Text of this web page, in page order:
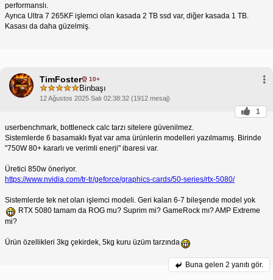
performanslı.
Ayrıca Ultra 7 265KF işlemci olan kasada 2 TB ssd var, diğer kasada 1 TB.
Kasası da daha güzelmiş.
TimFoster 10+
Binbaşı
12 Ağustos 2025 Salı 02:38:32 (1912 mesaj)
1
userbenchmark, bottleneck calc tarzı sitelere güvenilmez.
Sistemlerde 6 basamaklı fiyat var ama ürünlerin modelleri yazılmamış. Birinde
"750W 80+ kararlı ve verimli enerji" ibaresi var.
Üretici 850w öneriyor.
https://www.nvidia.com/tr-tr/geforce/graphics-cards/50-series/rtx-5080/
Sistemlerde tek net olan işlemci modeli. Geri kalan 6-7 bileşende model yok
RTX 5080 tamam da ROG mu? Suprim mi? GameRock mı? AMP Extreme
mi?
Ürün özellikleri 3kg çekirdek, 5kg kuru üzüm tarzında
Buna gelen 2 yanıtı gör.